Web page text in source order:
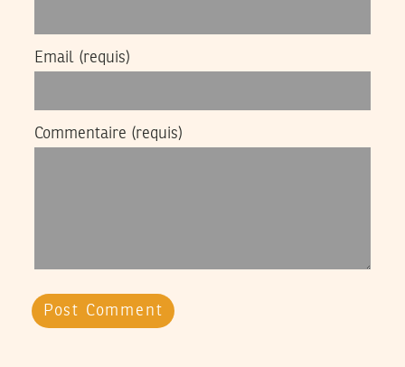
Email (requis)
Commentaire (requis)